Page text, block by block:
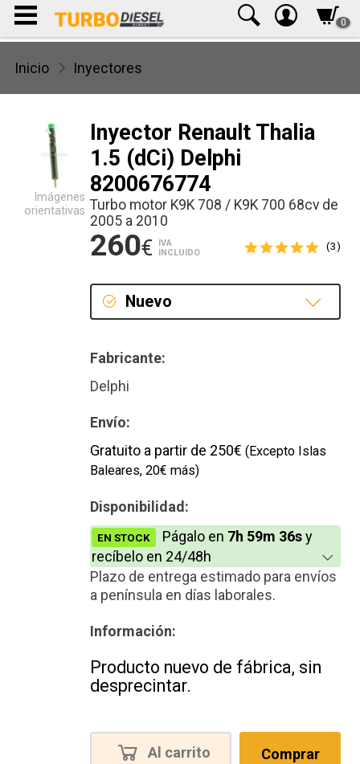
0
Inicio Inyectores
Inyector Renault Thalia
1.5 (dCi) Delphi
8200676774
Turbo motor K9K 708 / K9K 700 68cv de
2005 a 2010
260€
IVA
INCLUIDO
(3)
Nuevo
Fabricante:
Delphi
Envío:
Gratuito a partir de 250€ (Excepto Islas
Baleares, 20€ más)
Disponibilidad:
EN STOCK Págalo en 7h 59m 36sy
recíbelo en 24/48h
Plazo de entrega estimado para envíos
a península en días laborales.
Información:
Producto nuevo de fábrica, sin
desprecintar.
Al carrito Comprar
Imágenes
orientativas